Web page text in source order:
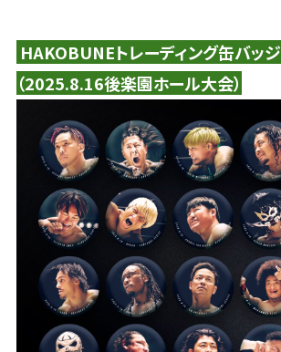
トHAKOBUNEトレーディング缶バッジ
（2025.8.16後楽園ホール大会）